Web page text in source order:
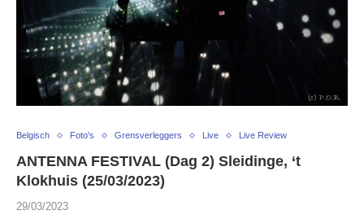
Belgisch Foto's Grensverleggers Live Live Review
ANTENNA FESTIVAL (Dag 2) Sleidinge, ‘t
Klokhuis (25/03/2023)
29/03/2023